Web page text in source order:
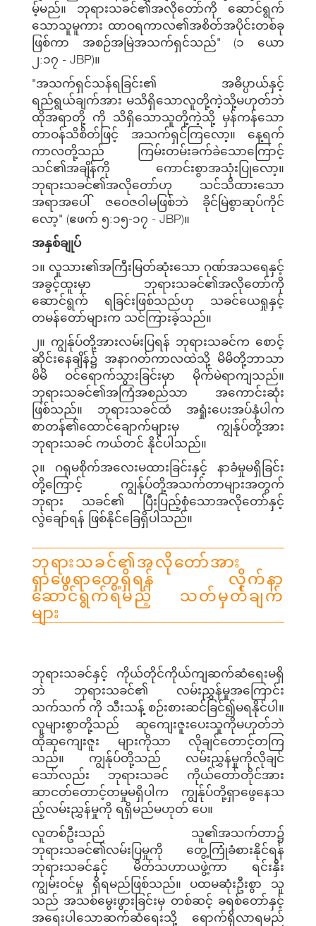
မ့်မည်။ ဘုရားသခင်၏အလိုတော်ကို ဆောင်ရွက်
သောသူမူကား ထာဝရကာလ၏အစိတ်အပိုင်းတစ်ခု
ဖြစ်ကာ အစဉ်အမြဲအသက်ရှင်သည်" (၁ ယော
၂:၁၇ - JBP)။
"အသက်ရှင်သန်ရခြင်း၏ အဓိပ္ပာယ်နှင့်
ရည်ရွယ်ချက်အား မသိရှိသောလူတို့ကဲ့သို့မဟုတ်ဘဲ
ထိုအရာတို့ ကို သိရှိသောသူတို့ကဲ့သို့ မှန်ကန်သော
တာဝန်သိစိတ်ဖြင့် အသက်ရှင်ကြလော့။ နေ့ရက်
ကာလတို့သည် ကြမ်းတမ်းခက်ခဲသောကြောင့်
သင်၏အချိန်ကို ကောင်းစွာအသုံးပြုလော့။
ဘုရားသခင်၏အလိုတော်ဟု သင်သိထားသော
အရာအပေါ် ဇဝေဇဝါမဖြစ်ဘဲ ခိုင်မြဲစွာဆုပ်ကိုင်
လော့" (ဧဖက် ၅:၁၅-၁၇ - JBP)။
အနှစ်ချုပ်
၁။ လူသား၏အကြီးမြတ်ဆုံးသော ဂုဏ်အသရေနှင့်
အခွင့်ထူးမှာ ဘုရားသခင်၏အလိုတော်ကို
ဆောင်ရွက် ရခြင်းဖြစ်သည်ဟု သခင်ယေရှုနှင့်
တမန်တော်များက သင်ကြားခဲ့သည်။
၂။ ကျွန်ုပ်တို့အားလမ်းပြရန် ဘုရားသခင်က စောင့်
ဆိုင်းနေချိန်၌ အနာဂတ်ကာလထဲသို့ မိမိတို့ဘာသာ
မိမိ ဝင်ရောက်သွားခြင်းမှာ မိုက်မဲရာကျသည်။
ဘုရားသခင်၏အကြံအစည်သာ အကောင်းဆုံး
ဖြစ်သည်။ ဘုရားသခင်ထံ အရှုံးပေးအပ်နှံပါက
စာတန်၏ထောင်ချောက်များမှ ကျွန်ုပ်တို့အား
ဘုရားသခင် ကယ်တင် နိုင်ပါသည်။
၃။ ဂရုမစိုက်အလေးမထားခြင်းနှင့် နာခံမှုမရှိခြင်း
တို့ကြောင့် ကျွန်ုပ်တို့အသက်တာများအတွက်
ဘုရား သခင်၏ ပြီးပြည့်စုံသောအလိုတော်နှင့်
လွဲချော်ရန် ဖြစ်နိုင်ခြေရှိပါသည်။
ဘုရားသခင်၏အလိုတော်အား
ရှာဖွေရာတွေ့ရှိရန် လိုက်နာ
ဆောင်ရွက်ရမည့် သတ်မှတ်ချက်
များ
ဘုရားသခင်နှင့် ကိုယ်တိုင်ကိုယ်ကျဆက်ဆံရေးမရှိ
ဘဲ ဘုရားသခင်၏ လမ်းညွှန်မှုအကြောင်း
သက်သက် ကို သီးသန့် စဉ်းစားဆင်ခြင်၍မရနိုင်ပါ။
လူများစွာတို့သည် ဆုကျေးဇူးပေးသူကိုမဟုတ်ဘဲ
ထိုဆုကျေးဇူး များကိုသာ လိုချင်တောင့်တကြ
သည်။ ကျွန်ုပ်တို့သည် လမ်းညွှန်မှုကိုလိုချင်
သော်လည်း ဘုရားသခင် ကိုယ်တော်တိုင်အား
ဆာငတ်တောင့်တမှုမရှိပါက ကျွန်ုပ်တို့ရှာဖွေနေသ
ည့်လမ်းညွှန်မှုကို ရရှိမည်မဟုတ် ပေ။
လူတစ်ဦးသည် သူ၏အသက်တာ၌
ဘုရားသခင်၏လမ်းပြမှုကို တွေ့ကြုံခံစားနိုင်ရန်
ဘုရားသခင်နှင့် မိတ်သဟာယဖွဲ့ကာ ရင်းနှီး
ကျွမ်းဝင်မှု ရှိရမည်ဖြစ်သည်။ ပထမဆုံးဦးစွာ သူ
သည် အသစ်မွေးဖွားခြင်းမှ တစ်ဆင့် ခရစ်တော်နှင့်
အရေးပါသောဆက်ဆံရေးသို့ ရောက်ရှိလာရမည်